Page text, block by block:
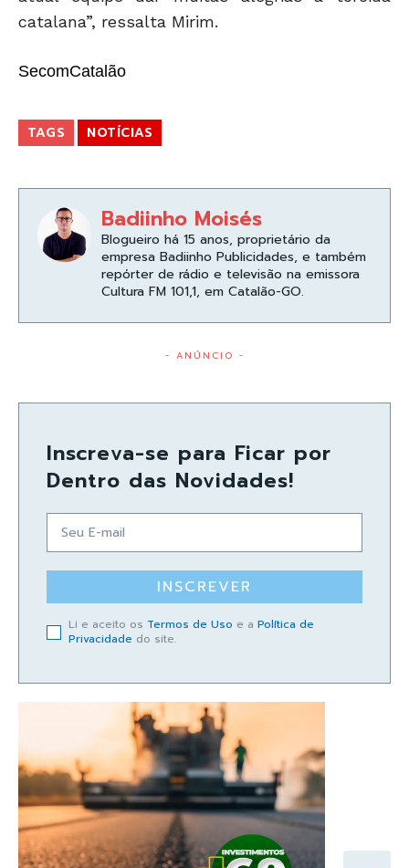
catalana”, ressalta Mirim.
SecomCatalão
TAGS NOTÍCIAS
Badiinho Moisés
Blogueiro há 15 anos, proprietário da
empresa Badiinho Publicidades, e também
repórter de rádio e televisão na emissora
Cultura FM 101,1, em Catalão-GO.
- ANÚNCIO -
Inscreva-se para Ficar por
Dentro das Novidades!
INSCREVER
Li e aceito os Termos de Uso e a Política de
Privacidade do site.